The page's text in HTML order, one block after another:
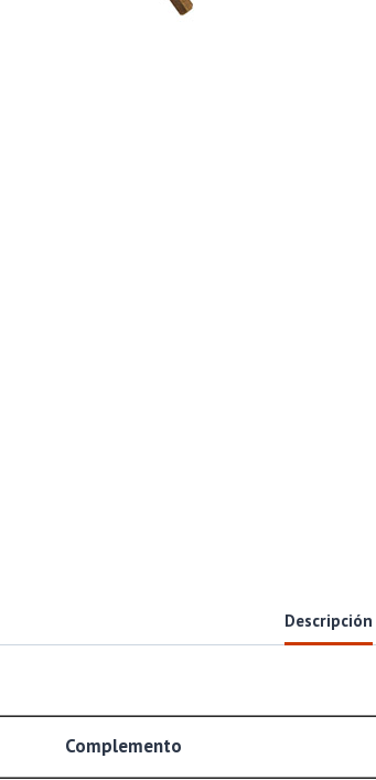
Descripción
Complemento